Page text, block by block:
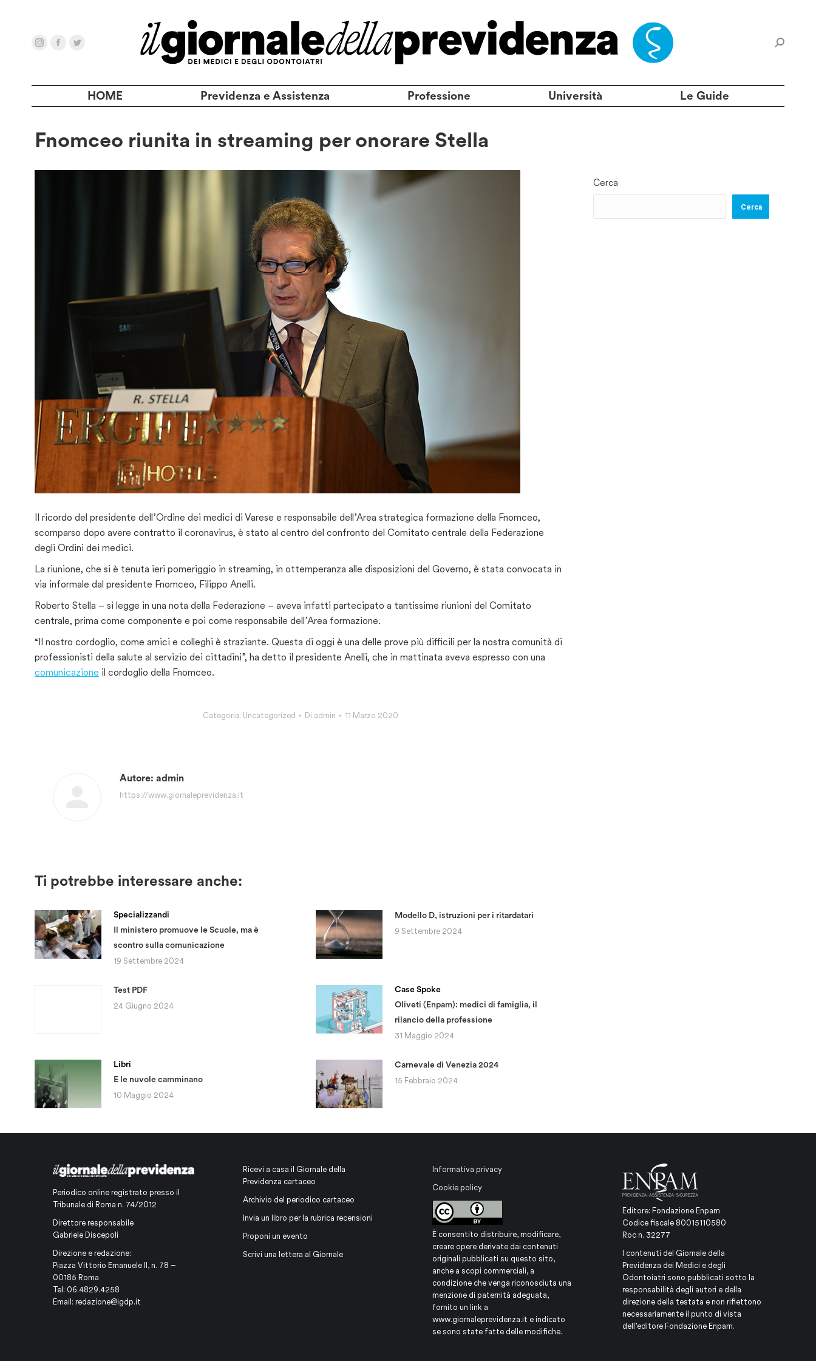
HOME Previdenza e Assistenza Professione Università Le Guide
Fnomceo riunita in streaming per onorare Stella
Il ricordo del presidente dell’Ordine dei medici di Varese e responsabile dell’Area strategica formazione della Fnomceo,
scomparso dopo avere contratto il coronavirus, è stato al centro del confronto del Comitato centrale della Federazione
degli Ordini dei medici.
La riunione, che si è tenuta ieri pomeriggio in streaming, in ottemperanza alle disposizioni del Governo, è stata convocata in
via informale dal presidente Fnomceo, Filippo Anelli.
Roberto Stella – si legge in una nota della Federazione – aveva infatti partecipato a tantissime riunioni del Comitato
centrale, prima come componente e poi come responsabile dell’Area formazione.
“Il nostro cordoglio, come amici e colleghi è straziante. Questa di oggi è una delle prove più difficili per la nostra comunità di
professionisti della salute al servizio dei cittadini”, ha detto il presidente Anelli, che in mattinata aveva espresso con una
comunicazione il cordoglio della Fnomceo.
Categoria: Uncategorized Di admin 11 Marzo 2020
Autore: admin
https://www.giornaleprevidenza.it
Ti potrebbe interessare anche:
Specializzandi
Il ministero promuove le Scuole, ma è
scontro sulla comunicazione
19 Settembre 2024
Modello D, istruzioni per i ritardatari
9 Settembre 2024
Test PDF
24 Giugno 2024
Case Spoke
Oliveti (Enpam): medici di famiglia, il
rilancio della professione
31 Maggio 2024
Libri
E le nuvole camminano
10 Maggio 2024
Carnevale di Venezia 2024
15 Febbraio 2024
Cerca
Cerca
Periodico online registrato presso il
Tribunale di Roma n. 74/2012
Direttore responsabile
Gabriele Discepoli
Direzione e redazione:
Piazza Vittorio Emanuele II, n. 78 –
00185 Roma
Tel: 06.4829.4258
Email: redazione@igdp.it
Ricevi a casa il Giornale della
Previdenza cartaceo
Archivio del periodico cartaceo
Invia un libro per la rubrica recensioni
Proponi un evento
Scrivi una lettera al Giornale
Informativa privacy
Cookie policy
È consentito distribuire, modificare,
creare opere derivate dai contenuti
originali pubblicati su questo sito,
anche a scopi commerciali, a
condizione che venga riconosciuta una
menzione di paternità adeguata,
fornito un link a
www.giornaleprevidenza.it e indicato
se sono state fatte delle modifiche.
Editore: Fondazione Enpam
Codice fiscale 80015110580
Roc n. 32277
I contenuti del Giornale della
Previdenza dei Medici e degli
Odontoiatri sono pubblicati sotto la
responsabilità degli autori e della
direzione della testata e non riflettono
necessariamente il punto di vista
dell’editore Fondazione Enpam.